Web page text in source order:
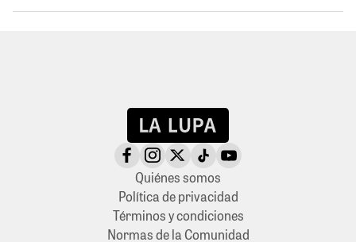
Quiénes somos
Política de privacidad
Términos y condiciones
Normas de la Comunidad